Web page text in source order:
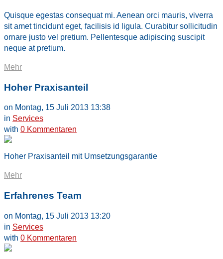
Quisque egestas consequat mi. Aenean orci mauris, viverra
sit amet tincidunt eget, facilisis id ligula. Curabitur sollicitudin
ornare justo vel pretium. Pellentesque adipiscing suscipit
neque at pretium.
Mehr
Hoher Praxisanteil
on Montag, 15 Juli 2013 13:38
in Services
with 0 Kommentaren
Hoher Praxisanteil mit Umsetzungsgarantie
Mehr
Erfahrenes Team
on Montag, 15 Juli 2013 13:20
in Services
with 0 Kommentaren